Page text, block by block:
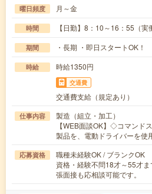
曜日頻度 月～金
時間 【日勤】8：10～16：55（実
期間 ・長期 ・即日スタートOK！
時給 時給1350円
交通費
交通費支給（規定あり）
仕事内容
製造（組立・加工）
【WEB面談OK】◇コマンド
製品を、電動ドライバーを
応募資格
職種未経験OK / ブランクOK
資格・経験不問18才～55才
張面接も応相談可能です。